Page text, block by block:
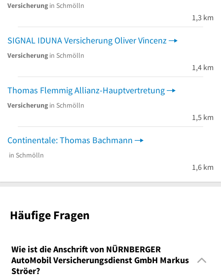
Versicherung in Schmölln
1,3 km
SIGNAL IDUNA Versicherung Oliver Vincenz
Versicherung in Schmölln
1,4 km
Thomas Flemmig Allianz-Hauptvertretung
Versicherung in Schmölln
1,5 km
Continentale: Thomas Bachmann
in Schmölln
1,6 km
Häufige Fragen
Wie ist die Anschrift von NÜRNBERGER
AutoMobil Versicherungsdienst GmbH Markus
Ströer?